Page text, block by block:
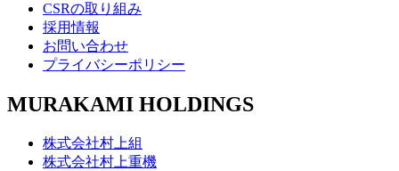
CSRの取り組み
採用情報
お問い合わせ
プライバシーポリシー
MURAKAMI HOLDINGS
株式会社村上組
株式会社村上重機